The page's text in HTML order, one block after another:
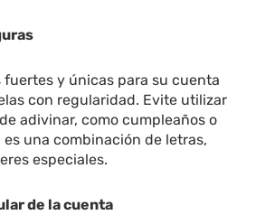
fuertes y únicas para su cuenta
con regularidad. Evite utilizar
adivinar, como cumpleaños o
es una combinación de letras,
especiales.
de la cuenta